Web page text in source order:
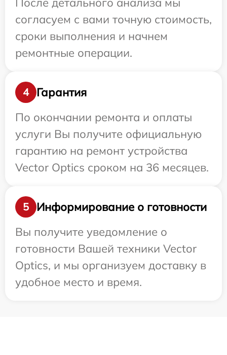
согласуем с вами точную стоимость,
сроки выполнения и начнем
ремонтные операции.
4
Гарантия
По окончании ремонта и оплаты
услуги Вы получите официальную
гарантию на ремонт устройства
Vector Optics сроком на 36 месяцев.
5
Информирование о готовности
Вы получите уведомление о
готовности Вашей техники Vector
Optics, и мы организуем доставку в
удобное место и время.